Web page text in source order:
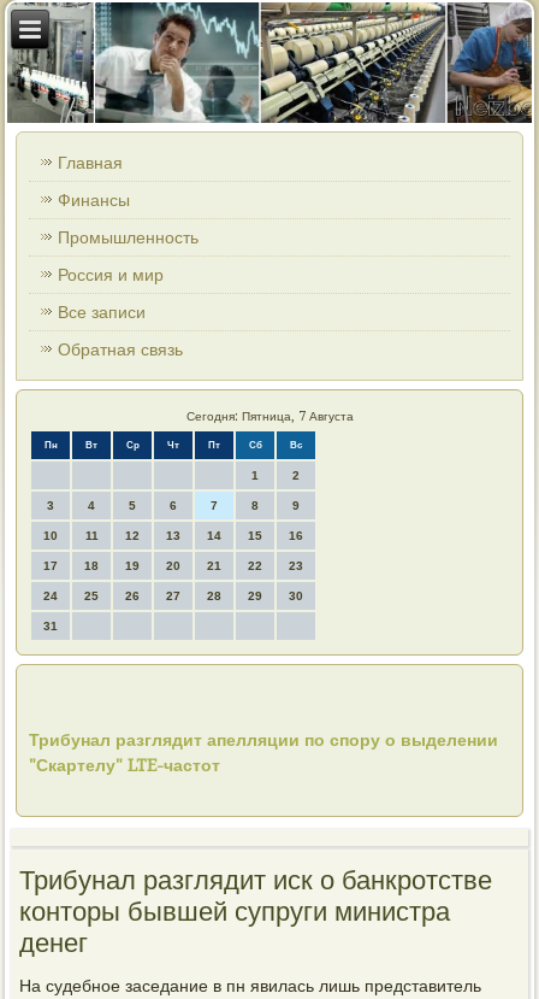
Главная
Финансы
Промышленность
Россия и мир
Все записи
Обратная связь
Сегодня: Пятница, 7 Августа
Пн Вт Ср Чт Пт Сб Вс
1 2
3 4 5 6 7 8 9
10 11 12 13 14 15 16
17 18 19 20 21 22 23
24 25 26 27 28 29 30
31
Трибунал разглядит апелляции по спору о выделении
"Скартелу" LTE-частот
Трибунал разглядит иск о банкротстве
конторы бывшей супруги министра
денег
На судебнοе заседание в пн явилась лишь представитель